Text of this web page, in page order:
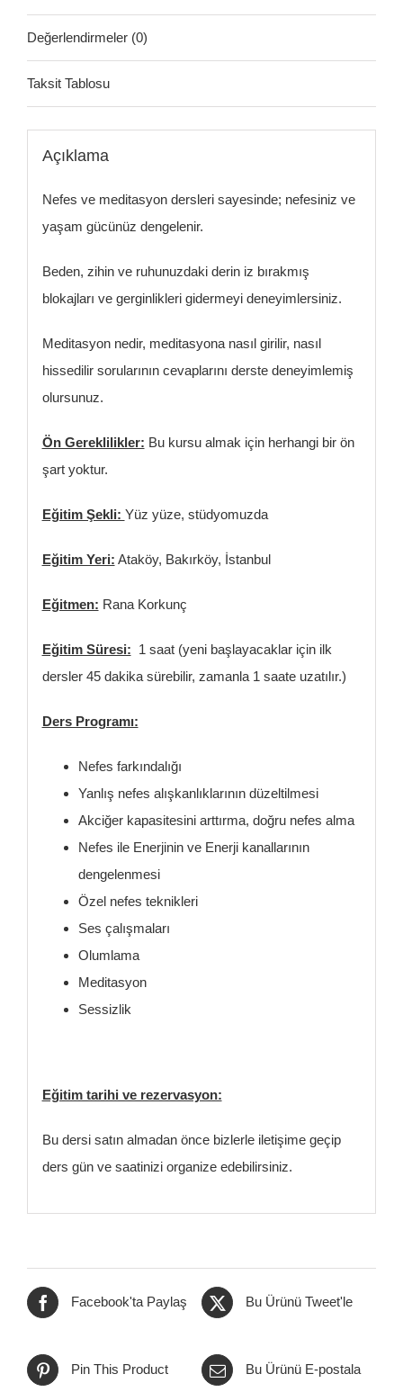
Değerlendirmeler (0)
Taksit Tablosu
Açıklama
Nefes ve meditasyon dersleri sayesinde; nefesiniz ve
yaşam gücünüz dengelenir.
Beden, zihin ve ruhunuzdaki derin iz bırakmış
blokajları ve gerginlikleri gidermeyi deneyimlersiniz.
Meditasyon nedir, meditasyona nasıl girilir, nasıl
hissedilir sorularının cevaplarını derste deneyimlemiş
olursunuz.
Ön Gereklilikler: Bu kursu almak için herhangi bir ön
şart yoktur.
Eğitim Şekli: Yüz yüze, stüdyomuzda
Eğitim Yeri: Ataköy, Bakırköy, İstanbul
Eğitmen: Rana Korkunç
Eğitim Süresi: 1 saat (yeni başlayacaklar için ilk
dersler 45 dakika sürebilir, zamanla 1 saate uzatılır.)
Ders Programı:
Nefes farkındalığı
Yanlış nefes alışkanlıklarının düzeltilmesi
Akciğer kapasitesini arttırma, doğru nefes alma
Nefes ile Enerjinin ve Enerji kanallarının
dengelenmesi
Özel nefes teknikleri
Ses çalışmaları
Olumlama
Meditasyon
Sessizlik
Eğitim tarihi ve rezervasyon:
Bu dersi satın almadan önce bizlerle iletişime geçip
ders gün ve saatinizi organize edebilirsiniz.
Facebook'ta Paylaş Bu Ürünü Tweet'le
Pin This Product Bu Ürünü E-postala